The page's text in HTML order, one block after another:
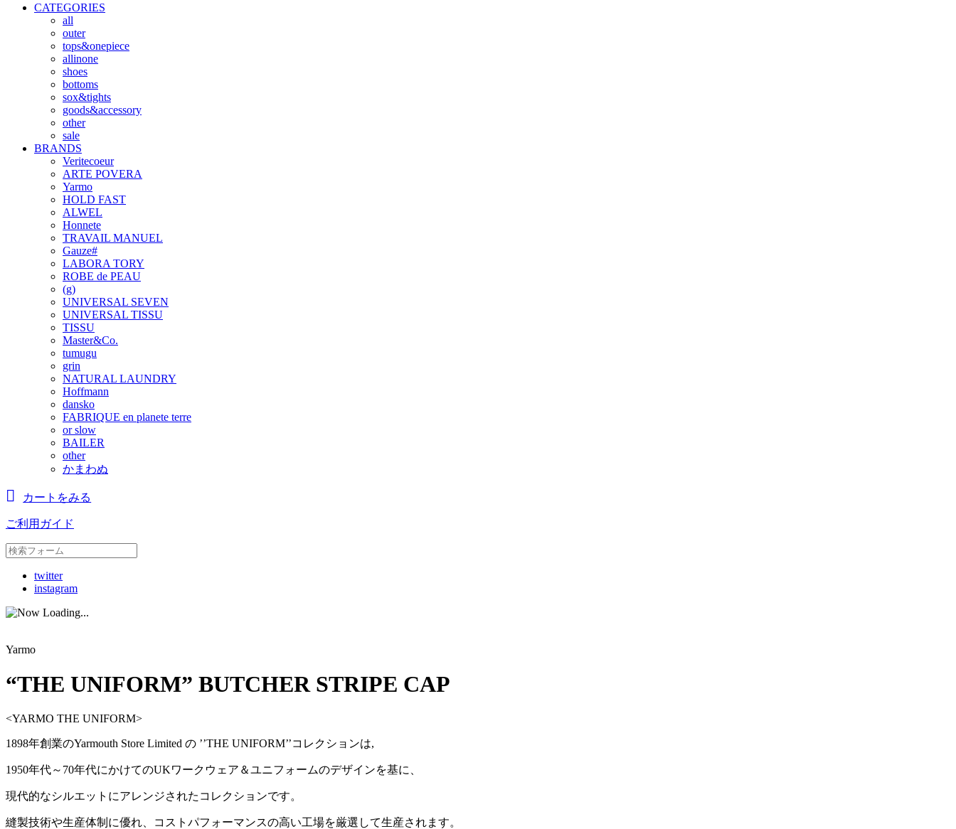
CATEGORIES
all
outer
tops&onepiece
allinone
shoes
bottoms
sox&tights
goods&accessory
other
sale
BRANDS
Veritecoeur
ARTE POVERA
Yarmo
HOLD FAST
ALWEL
Honnete
TRAVAIL MANUEL
Gauze#
LABORA TORY
ROBE de PEAU
(g)
UNIVERSAL SEVEN
UNIVERSAL TISSU
TISSU
Master&Co.
tumugu
grin
NATURAL LAUNDRY
Hoffmann
dansko
FABRIQUE en planete terre
or slow
BAILER
other
かまわぬ
カートをみる
ご利用ガイド
twitter
instagram
Yarmo
“THE UNIFORM” BUTCHER STRIPE CAP
<YARMO THE UNIFORM>
1898年創業のYarmouth Store Limited の ’’THE UNIFORM’’コレクションは,
1950年代～70年代にかけてのUKワークウェア＆ユニフォームのデザインを基に、
現代的なシルエットにアレンジされたコレクションです。
縫製技術や生産体制に優れ、コストパフォーマンスの高い工場を厳選して生産されます。